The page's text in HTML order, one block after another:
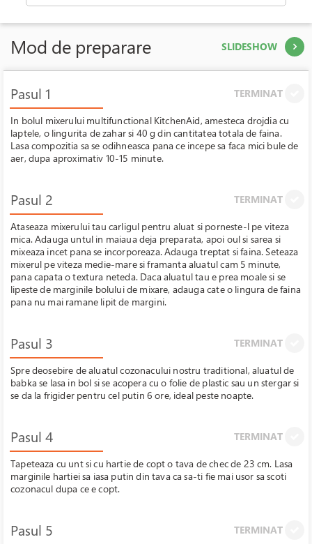
Mod de preparare SLIDESHOW
Pasul 1 TERMINAT
In bolul mixerului multifunctional KitchenAid, amesteca drojdia cu
laptele, o lingurita de zahar si 40 g din cantitatea totala de faina.
Lasa compozitia sa se odihneasca pana ce incepe sa faca mici bule de
aer, dupa aproximativ 10-15 minute.
Pasul 2 TERMINAT
Ataseaza mixerului tau carligul pentru aluat si porneste-l pe viteza
mica. Adauga untul in maiaua deja preparata, apoi oul si sarea si
mixeaza incet pana se incorporeaza. Adauga treptat si faina. Seteaza
mixerul pe viteza medie-mare si framanta aluatul cam 5 minute,
pana capata o textura neteda. Daca aluatul tau e prea moale si se
lipeste de marginile bolului de mixare, adauga cate o lingura de faina
pana nu mai ramane lipit de margini.
Pasul 3 TERMINAT
Spre deosebire de aluatul cozonacului nostru traditional, aluatul de
babka se lasa in bol si se acopera cu o folie de plastic sau un stergar si
se da la frigider pentru cel putin 6 ore, ideal peste noapte.
Pasul 4 TERMINAT
Tapeteaza cu unt si cu hartie de copt o tava de chec de 23 cm. Lasa
marginile hartiei sa iasa putin din tava ca sa-ti fie mai usor sa scoti
cozonacul dupa ce e copt.
Pasul 5 TERMINAT